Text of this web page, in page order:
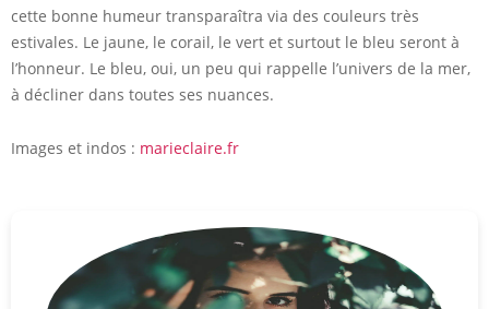
cette bonne humeur transparaîtra via des couleurs très
estivales. Le jaune, le corail, le vert et surtout le bleu seront à
l’honneur. Le bleu, oui, un peu qui rappelle l’univers de la mer,
à décliner dans toutes ses nuances.
Images et indos : marieclaire.fr